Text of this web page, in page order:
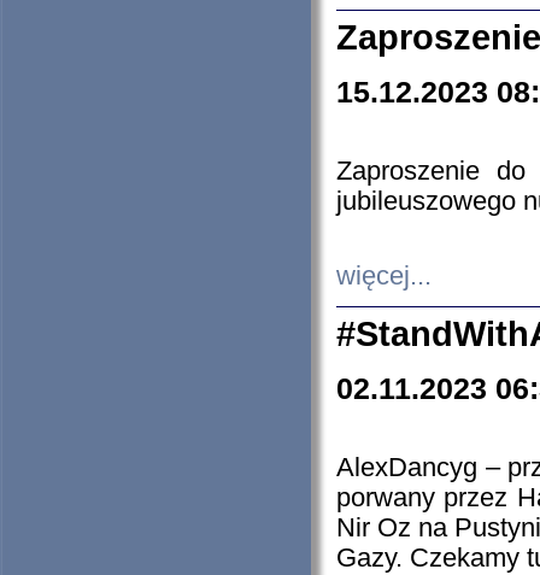
15.12.2023
Zaproszenie do
jubileuszowego
więcej...
02.11.2023
AlexDancyg –
porwany przez
Nir Oz na
Gazy. Czekamy